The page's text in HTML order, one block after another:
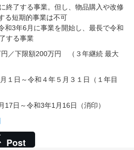
終了する事業。但し、物品購入や改修
る短期的事業は不可
和3年6月に事業を開始し、最長で令和
する事業
／下限額200万円 （３年継続 最大
日～令和４年５月３１日（１年目
日～令和3年1月16日（消印）
Post